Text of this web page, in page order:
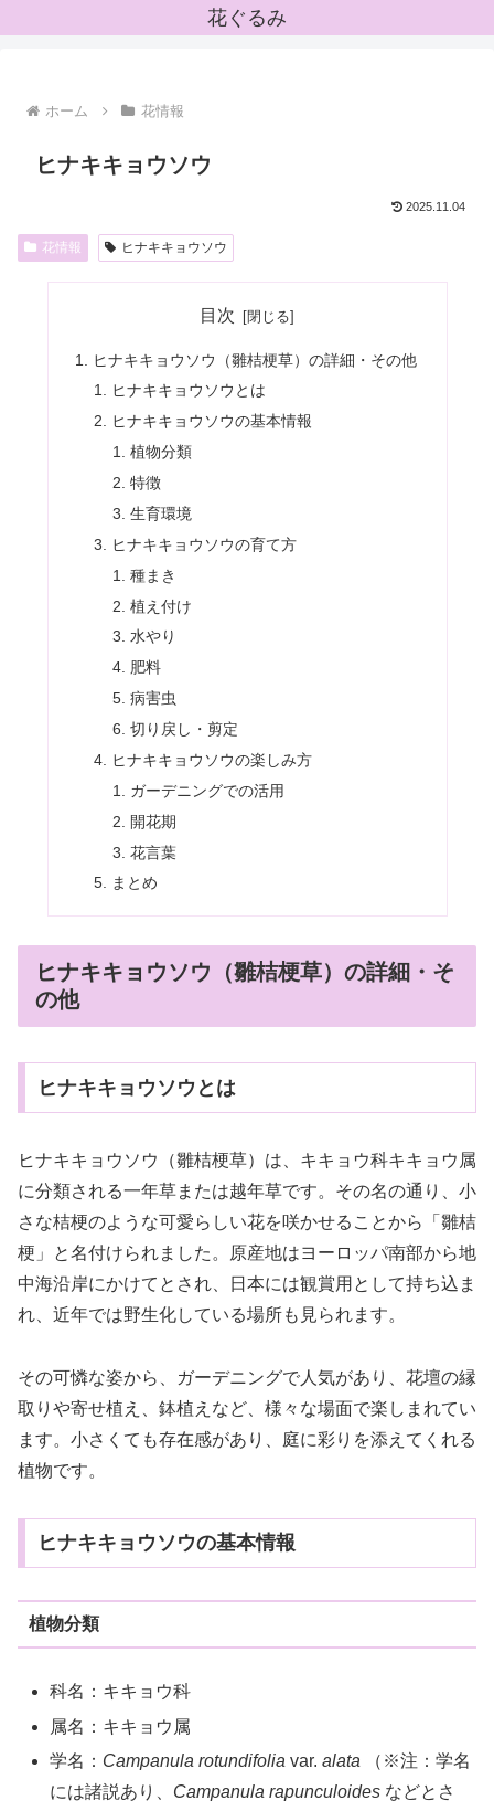
花ぐるみ
ホーム 花情報
ヒナキキョウソウ
2025.11.04
花情報 ヒナキキョウソウ
目次
ヒナキキョウソウ（雛桔梗草）の詳細・その他
ヒナキキョウソウとは
ヒナキキョウソウの基本情報
植物分類
特徴
生育環境
ヒナキキョウソウの育て方
種まき
植え付け
水やり
肥料
病害虫
切り戻し・剪定
ヒナキキョウソウの楽しみ方
ガーデニングでの活用
開花期
花言葉
まとめ
ヒナキキョウソウ（雛桔梗草）の詳細・そ
の他
ヒナキキョウソウとは
ヒナキキョウソウ（雛桔梗草）は、キキョウ科キキョウ属
に分類される一年草または越年草です。その名の通り、小
さな桔梗のような可愛らしい花を咲かせることから「雛桔
梗」と名付けられました。原産地はヨーロッパ南部から地
中海沿岸にかけてとされ、日本には観賞用として持ち込ま
れ、近年では野生化している場所も見られます。
その可憐な姿から、ガーデニングで人気があり、花壇の縁
取りや寄せ植え、鉢植えなど、様々な場面で楽しまれてい
ます。小さくても存在感があり、庭に彩りを添えてくれる
植物です。
ヒナキキョウソウの基本情報
植物分類
科名：キキョウ科
属名：キキョウ属
学名： Campanula rotundifolia var.alata （※注：学名
には諸説あり、 Campanula rapunculoides などとさ